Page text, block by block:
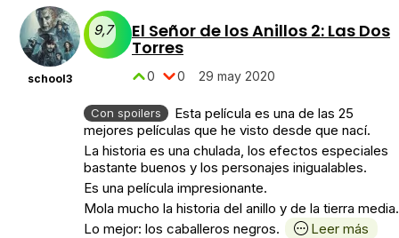
school3
9,7 El Señor de los Anillos 2: Las Dos
Torres
0 0 29 may 2020
Con spoilers
Esta película es una de las 25
mejores películas que he visto desde que nací.
La historia es una chulada, los efectos especiales
bastante buenos y los personajes inigualables.
Es una película impresionante.
Mola mucho la historia del anillo y de la tierra media.
Lo mejor: los caballeros negros.
Leer más